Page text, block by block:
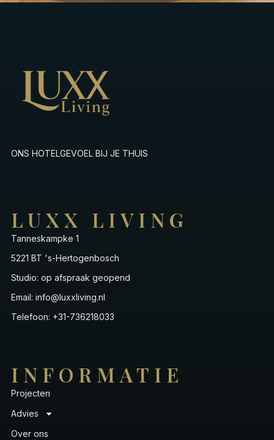
ONS HOTELGEVOEL BIJ JE THUIS
LUXX LIVING
Tanneskampke 1
5221 BT 's-Hertogenbosch
Studio: op afspraak geopend
Email: info@luxxliving.nl
Telefoon: +31-736218033
INFORMATIE
Projecten
Advies
Over ons